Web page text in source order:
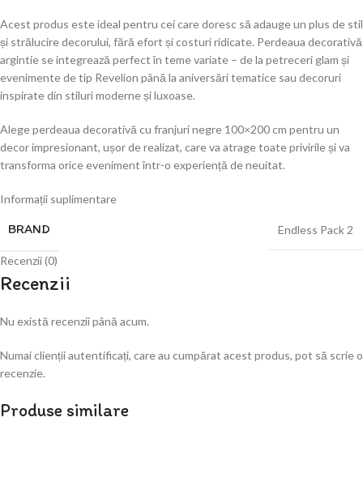
Acest produs este ideal pentru cei care doresc să adauge un plus de stil
și strălucire decorului, fără efort și costuri ridicate. Perdeaua decorativă
argintie se integrează perfect în teme variate – de la petreceri glam și
evenimente de tip Revelion până la aniversări tematice sau decoruri
inspirate din stiluri moderne și luxoase.
Alege perdeaua decorativă cu franjuri negre 100×200 cm pentru un
decor impresionant, ușor de realizat, care va atrage toate privirile și va
transforma orice eveniment într-o experiență de neuitat.
Informații suplimentare
BRAND Endless Pack 2
Recenzii (0)
Recenzii
Nu există recenzii până acum.
Numai clienții autentificați, care au cumpărat acest produs, pot să scrie o
recenzie.
Produse similare